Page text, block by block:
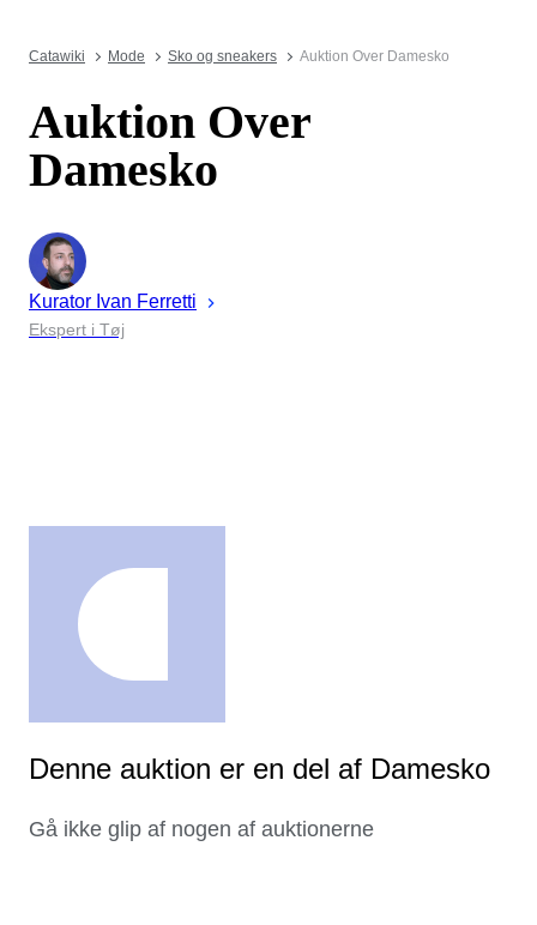
Catawiki Mode Sko og sneakers Auktion Over Damesko
Auktion Over
Damesko
Kurator Ivan Ferretti
Ekspert i Tøj
Denne auktion er en del af Damesko
Gå ikke glip af nogen af auktionerne